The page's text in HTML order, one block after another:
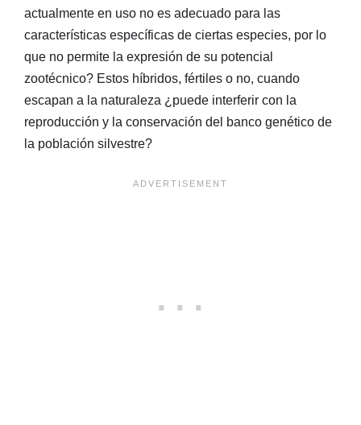
actualmente en uso no es adecuado para las
características específicas de ciertas especies, por lo
que no permite la expresión de su potencial
zootécnico? Estos híbridos, fértiles o no, cuando
escapan a la naturaleza ¿puede interferir con la
reproducción y la conservación del banco genético de
la población silvestre?